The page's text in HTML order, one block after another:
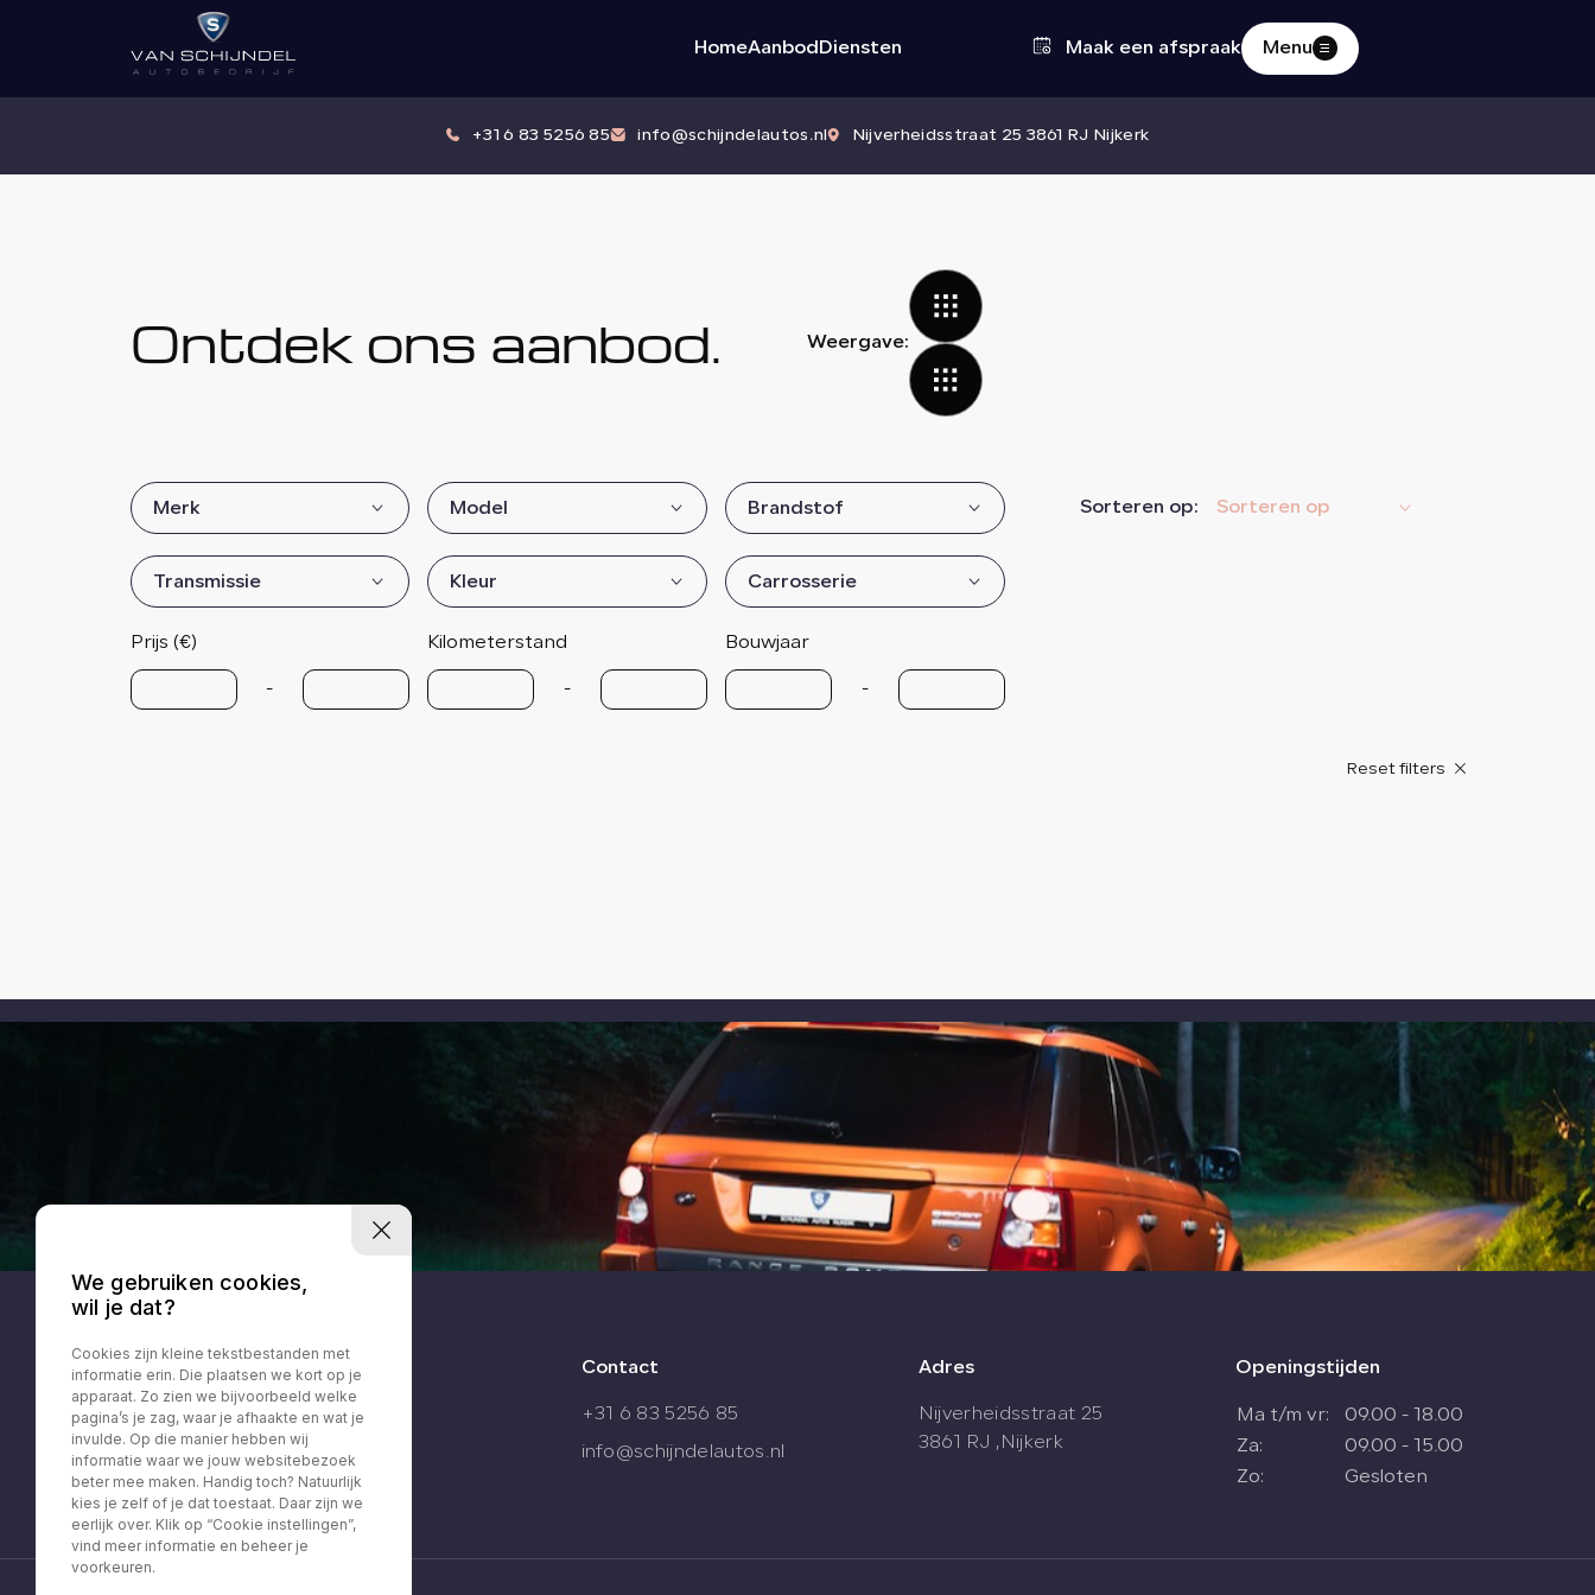
HomeAanbod Diensten Maak een afspraak Menu
+31 6 83 5256 85 info@schijndelautos.nl Nijverheidsstraat 25 3861 RJ Nijkerk
Home
Over ons
Ontdek ons aanbod. Weergave:
Merk Model Brandstof
Transmissie Kleur Carrosserie
Prijs (€)
-
Kilometerstand
-
Bouwjaar
-
Sorteren op: Sorteren op
Reset filters
Contact
+31 6 83 5256 85
info@schijndelautos.nl
Adres
Nijverheidsstraat 25
3861 RJ ,Nijkerk
Openingstijden
Ma t/m vr:
09.00 - 18.00
Za:
09.00 - 15.00
Zo:
Gesloten
We gebruiken cookies,
wil je dat?
Cookies zijn kleine tekstbestanden met
informatie erin. Die plaatsen we kort op je
apparaat. Zo zien we bijvoorbeeld welke
pagina’s je zag, waar je afhaakte en wat je
invulde. Op die manier hebben wij
informatie waar we jouw websitebezoek
beter mee maken. Handig toch? Natuurlijk
kies je zelf of je dat toestaat. Daar zijn we
eerlijk over. Klik op “Cookie instellingen”,
vind meer informatie en beheer je
voorkeuren.